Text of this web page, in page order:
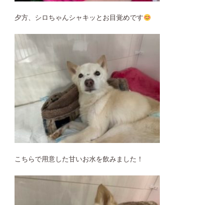
夕方、シロちゃんシャキッとお目覚めです
こちらで用意した甘いお水を飲みました！